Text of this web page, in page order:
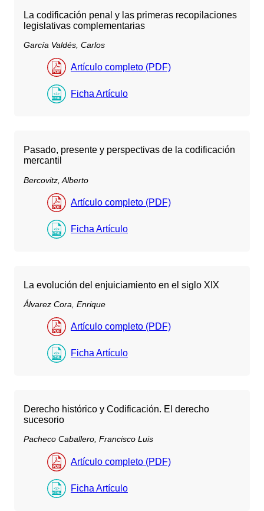
La codificación penal y las primeras recopilaciones
legislativas complementarias
García Valdés, Carlos
Artículo completo (PDF)
Ficha Artículo
Pasado, presente y perspectivas de la codificación
mercantil
Bercovitz, Alberto
Artículo completo (PDF)
Ficha Artículo
La evolución del enjuiciamiento en el siglo XIX
Álvarez Cora, Enrique
Artículo completo (PDF)
Ficha Artículo
Derecho histórico y Codificación. El derecho
sucesorio
Pacheco Caballero, Francisco Luis
Artículo completo (PDF)
Ficha Artículo